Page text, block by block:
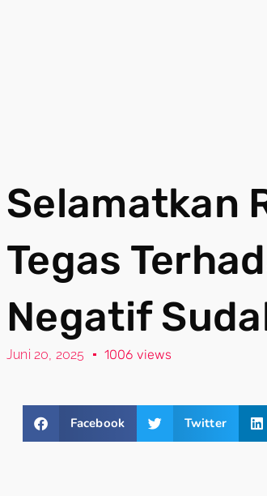
Selamatkan
Tegas
Negatif
Juni 20, 2025 1006 views
Facebook Twitter